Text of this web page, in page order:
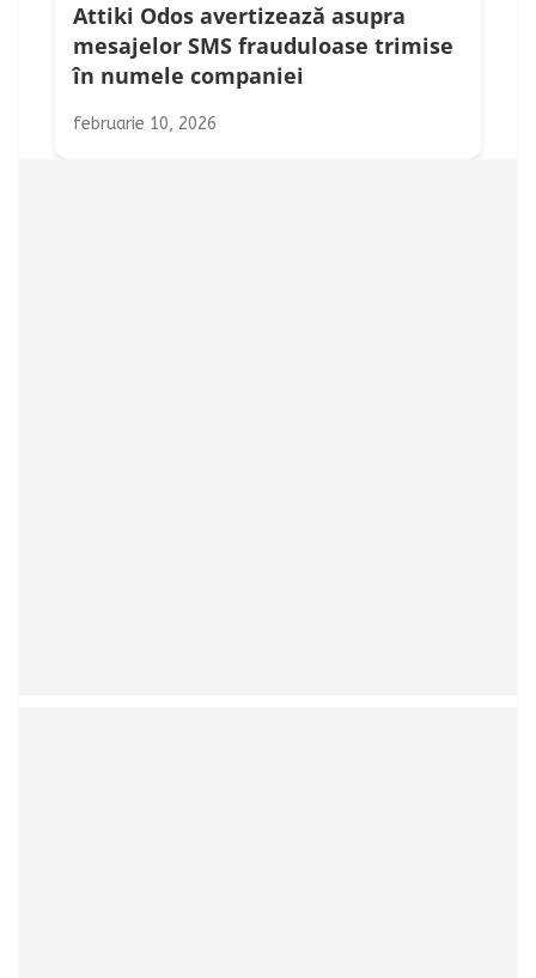
Attiki Odos avertizează asupra
mesajelor SMS frauduloase trimise
în numele companiei
februarie 10, 2026